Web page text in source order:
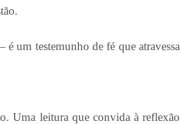
um testemunho de fé que atravessa
Uma leitura que convida à reflexão